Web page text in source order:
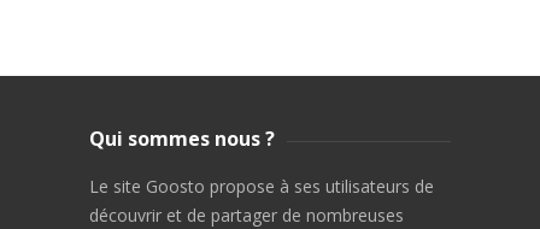
Qui sommes nous ?
Le site Goosto propose à ses utilisateurs de
découvrir et de partager de nombreuses